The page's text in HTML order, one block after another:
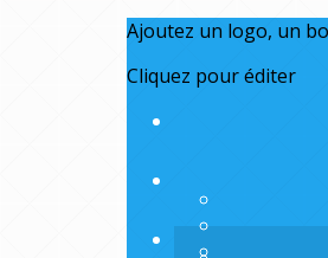
Ajoutez un logo, un
Cliquez pour éditer